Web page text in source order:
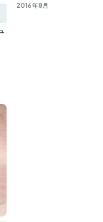
2016年8月